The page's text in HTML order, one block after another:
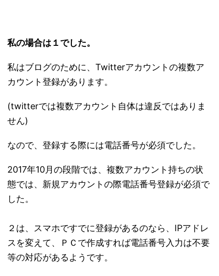
私の場合は１でした。
私はブログのために、Twitterアカウントの複数ア
カウント登録があります。
(twitterでは複数アカウント自体は違反ではありま
せん)
なので、登録する際には電話番号が必須でした。
2017年10月の段階では、複数アカウント持ちの状
態では、新規アカウントの際電話番号登録が必須で
した。
２は、スマホですでに登録があるのなら、IPアドレ
スを変えて、ＰＣで作成すれば電話番号入力は不要
等の対応があるようです。